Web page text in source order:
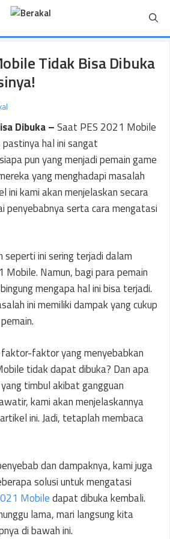
Tidak Bisa Dibuka
Dibuka –Saat PES 2021 Mobile
hal ini sangat
pun yang menjadi pemain game
yang menghadapi masalah
ini kami akan menjelaskan secara
penyebabnya serta cara mengatasi
seperti ini sering terjadi dalam
Mobile. Namun, bagi para pemain
mengapa hal ini bisa terjadi.
ini memiliki dampak yang cukup
faktor yang menyebabkan
tidak dapat dibuka? Dan apa
timbul akibat gangguan
kami akan menjelaskannya
ini. Jadi, tetaplah membaca
dan dampaknya, kami juga
solusi untuk mengatasi
Mobiledapat dibuka kembali.
lama, mari langsung kita
di bawah ini.